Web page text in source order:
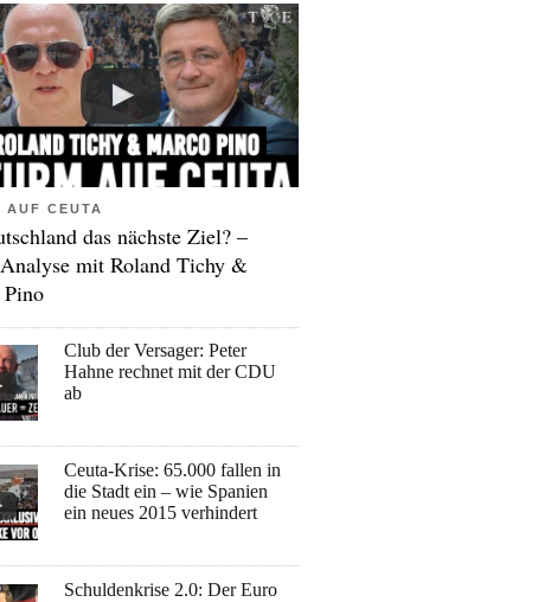
AUF CEUTA
das nächste Ziel? –
mit Roland Tichy &
Club der Versager: Peter
Hahne rechnet mit der CDU
ab
Ceuta-Krise: 65.000 fallen in
die Stadt ein – wie Spanien
ein neues 2015 verhindert
Schuldenkrise 2.0: Der Euro